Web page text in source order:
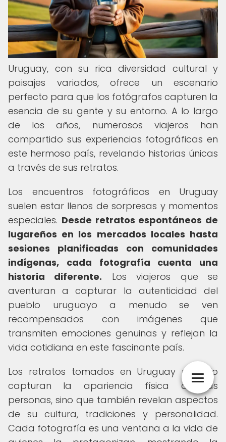
Uruguay, con su rica diversidad cultural y
paisajes variados, ofrece un escenario
perfecto para que los fotógrafos capturen la
esencia de su gente y su entorno. A lo largo
de los años, numerosos viajeros han
compartido sus experiencias fotográficas en
este hermoso país, revelando historias únicas
a través de sus retratos.
Los encuentros fotográficos en Uruguay
suelen estar llenos de sorpresas y momentos
especiales. Desde retratos espontáneos de
lugareños en los mercados locales hasta
sesiones planificadas con comunidades
indígenas, cada fotografía cuenta una
historia diferente. Los viajeros que se
aventuran a capturar la autenticidad del
pueblo uruguayo a menudo se ven
recompensados con imágenes que
transmiten emociones genuinas y reflejan la
vida cotidiana en este fascinante país.
Los retratos tomados en Uruguay no solo
capturan la apariencia física de las
personas, sino que también revelan aspectos
de su cultura, tradiciones y personalidad.
Cada fotografía es una ventana a la vida de